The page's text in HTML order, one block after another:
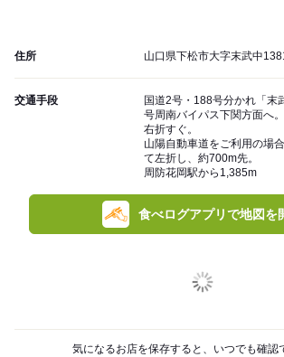
住所 山口県下松市大字末武中
交通手段
国道2号・188号分かれ「末
号周南バイパス下関方面へ
右折すぐ。
山陽自動車道をご利用の場
て左折し、約700m先。
周防花岡駅から1,385m
食べログアプリで地図を
気になるお店を保存すると、いつでも確認